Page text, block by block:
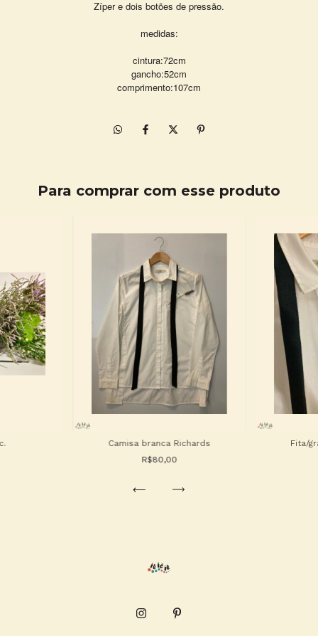
Zíper e dois botões de pressão.
medidas:
cintura:72cm
gancho:52cm
comprimento:107cm
Para comprar com esse produto
Camisa branca Richards
R$80,00
Fita/